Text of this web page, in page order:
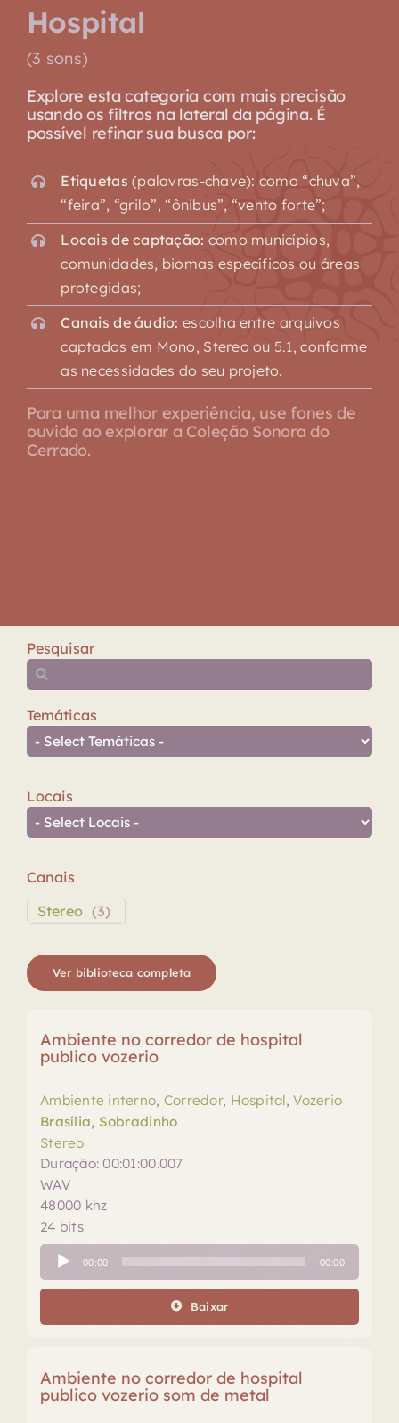
Hospital
(3 sons)
Explore esta categoria com mais precisão
usando os filtros na lateral da página. É
possível refinar sua busca por:
Etiquetas (palavras-chave): como “chuva”,
“feira”, “grilo”, “ônibus”, “vento forte”;
Locais de captação: como municípios,
comunidades, biomas específicos ou áreas
protegidas;
Canais de áudio: escolha entre arquivos
captados em Mono, Stereo ou 5.1, conforme
as necessidades do seu projeto.
Para uma melhor experiência, use fones de
ouvido ao explorar a Coleção Sonora do
Cerrado.
Pesquisar
Temáticas
Locais
Canais
Stereo (3)
Ver biblioteca completa
Ambiente no corredor de hospital
publico vozerio
Ambiente interno, Corredor, Hospital,Vozerio
Brasília, Sobradinho
Stereo
Duração: 00:01:00.007
WAV
48000 khz
24 bits
Tocador
de
áudio
00:00 00:00
Baixar
Ambiente no corredor de hospital
publico vozerio som de metal